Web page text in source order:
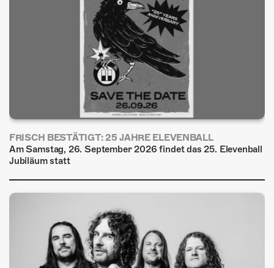
FRISCH BESTÄTIGT: 25 JAHRE ELEVENBALL
Am Samstag, 26. September 2026 findet das 25. Elevenball
Jubiläum statt